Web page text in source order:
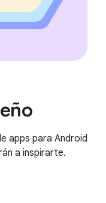
apps para Android
a inspirarte.